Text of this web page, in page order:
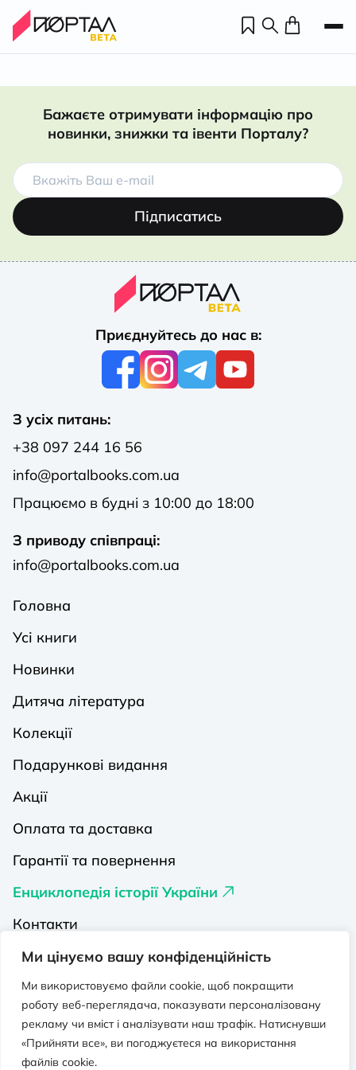
Ми цінуємо вашу конфіденційність
Ми використовуємо файли cookie, щоб покращити
роботу веб-переглядача, показувати персоналізовану
рекламу чи вміст і аналізувати наш трафік. Натиснувши
«Прийняти все», ви погоджуєтеся на використання
файлів cookie.
Бажаєте отримувати інформацію про
новинки, знижки та івенти Порталу?
Підписатись
Приєднуйтесь до нас в:
З усіх питань:
+38 097 244 16 56
info@portalbooks.com.ua
Працюємо в будні з 10:00 до 18:00
З приводу співпраці:
info@portalbooks.com.ua
Головна
Усі книги
Новинки
Дитяча література
Колекції
Подарункові видання
Акції
Оплата та доставка
Гарантії та повернення
Енциклопедія історії України
Контакти
Про нас
Видавництва на Порталі
Політика конфіденційності
Публічна оферта